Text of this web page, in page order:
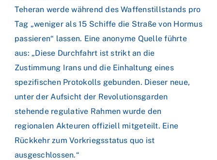
Teheran werde während des Waffenstillstands pro
Tag „weniger als 15 Schiffe die Straße von Hormus
passieren“ lassen. Eine anonyme Quelle führte
aus: „Diese Durchfahrt ist strikt an die
Zustimmung Irans und die Einhaltung eines
spezifischen Protokolls gebunden. Dieser neue,
unter der Aufsicht der Revolutionsgarden
stehende regulative Rahmen wurde den
regionalen Akteuren offiziell mitgeteilt. Eine
Rückkehr zum Vorkriegsstatus quo ist
ausgeschlossen.“